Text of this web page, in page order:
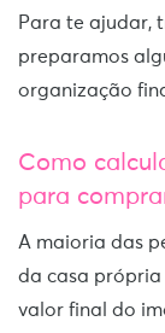
Para te ajudar,
preparamos
organização
Como
para
A maioria das
da casa própria
valor final do